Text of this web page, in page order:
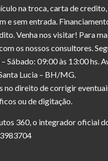
na troca, carta de credito,
e sem entrada.
Venha nos visitar! Para
os nossos consultores.
Sábado: 09:00 às 13:00 hs.
Lucia – BH/MG.
no direito de corrigir
ou de digitação.
360, o integrador oficial